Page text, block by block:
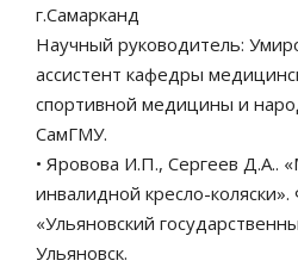
г.Самарканд
Научный руководитель:
ассистент кафедры
спортивной медицины и
СамГМУ.
• Яровова И.П., Сергеев Д.А..
инвалидной кресло-
«Ульяновский
Ульяновск.